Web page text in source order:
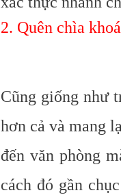
2. Quên chìa
Cũng giống như
hơn cả và mang
đến văn phòng
cách đó gần